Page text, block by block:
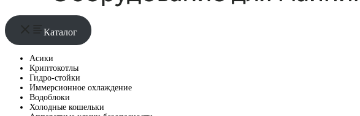
Каталог
Асики
Криптокотлы
Гидро-стойки
Иммерсионное охлаждение
Водоблоки
Холодные кошельки